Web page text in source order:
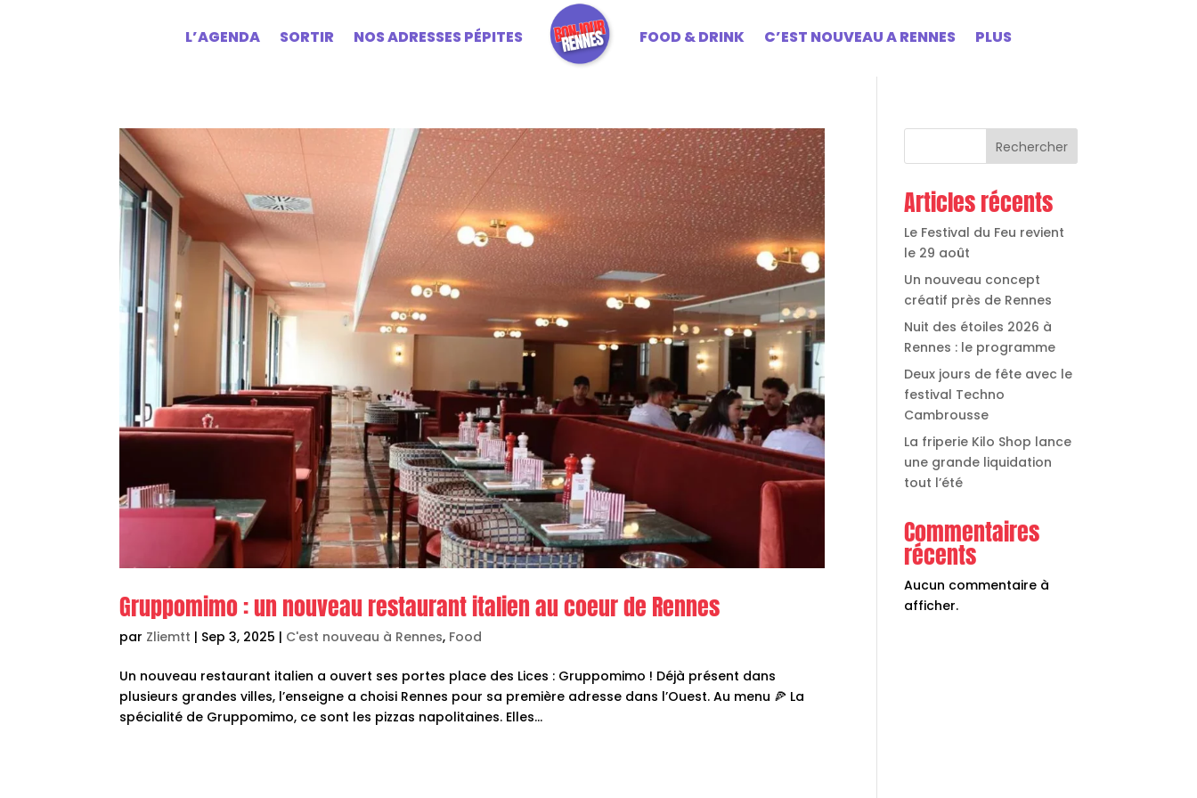
L’AGENDA SORTIR NOS ADRESSES PÉPITES FOOD & DRINK C’EST NOUVEAU A RENNES PLUS
Gruppomimo : un nouveau restaurant italien au coeur de Rennes
par Zliemtt | Sep 3, 2025 | C'est nouveau à Rennes, Food
Un nouveau restaurant italien a ouvert ses portes place des Lices : Gruppomimo ! Déjà présent dans
plusieurs grandes villes, l’enseigne a choisi Rennes pour sa première adresse dans l’Ouest. Au menu 🍕 La
spécialité de Gruppomimo, ce sont les pizzas napolitaines. Elles...
Rechercher
Articles récents
Le Festival du Feu revient
le 29 août
Un nouveau concept
créatif près de Rennes
Nuit des étoiles 2026 à
Rennes : le programme
Deux jours de fête avec le
festival Techno
Cambrousse
La friperie Kilo Shop lance
une grande liquidation
tout l’été
Commentaires
récents
Aucun commentaire à
afficher.